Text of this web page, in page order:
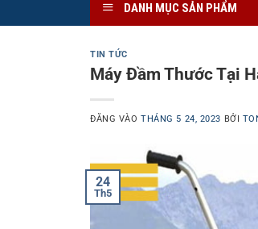
DANH MỤC SẢN PHẨM
TIN TỨC
Máy Đầm Thước Tại
ĐĂNG VÀOTHÁNG 5 24, 2023 BỞI
24
Th5